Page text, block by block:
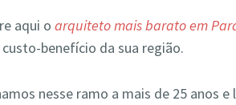
aqui oarquiteto mais barato em
benefício da sua região.
nesse ramo a mais de 25 anos